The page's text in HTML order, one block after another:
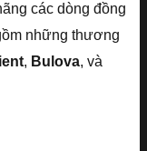
các dòng đồng
những thương
, Bulova, và